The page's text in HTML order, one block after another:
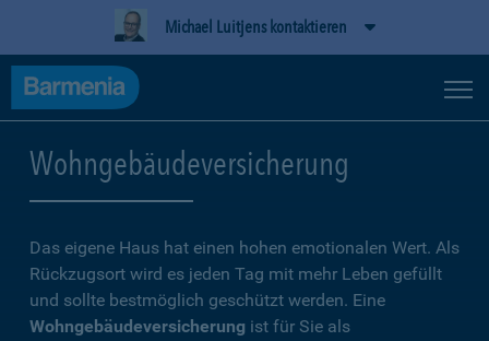
Michael Luitjens kontaktieren
Wohngebäudeversicherung
Das eigene Haus hat einen hohen emotionalen Wert. Als
Rückzugsort wird es jeden Tag mit mehr Leben gefüllt
und sollte bestmöglich geschützt werden. Eine
Wohngebäudeversicherung ist für Sie als